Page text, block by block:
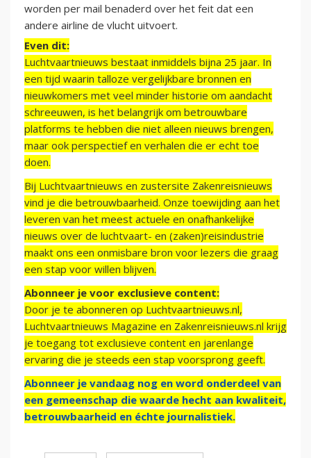
worden per mail benaderd over het feit dat een
andere airline de vlucht uitvoert.
Even dit:
Luchtvaartnieuws bestaat inmiddels bijna 25 jaar. In
een tijd waarin talloze vergelijkbare bronnen en
nieuwkomers met veel minder historie om aandacht
schreeuwen, is het belangrijk om betrouwbare
platforms te hebben die niet alleen nieuws brengen,
maar ook perspectief en verhalen die er echt toe
doen.
Bij Luchtvaartnieuws en zustersite Zakenreisnieuws
vind je die betrouwbaarheid. Onze toewijding aan het
leveren van het meest actuele en onafhankelijke
nieuws over de luchtvaart- en (zaken)reisindustrie
maakt ons een onmisbare bron voor lezers die graag
een stap voor willen blijven.
Abonneer je voor exclusieve content:
Door je te abonneren op Luchtvaartnieuws.nl,
Luchtvaartnieuws Magazine en Zakenreisnieuws.nl krijg
je toegang tot exclusieve content en jarenlange
ervaring die je steeds een stap voorsprong geeft.
Abonneer je vandaag nog en word onderdeel van
een gemeenschap die waarde hecht aan kwaliteit,
betrouwbaarheid en échte journalistiek.